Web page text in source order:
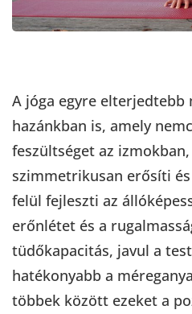
A jóga egyre elterjedtebb
hazánkban is, amely
feszültséget az
szimmetrikusan erősíti
felül fejleszti az
erőnlétet és a
tüdőkapacitás, javul a
hatékonyabb a
többek között ezeket a